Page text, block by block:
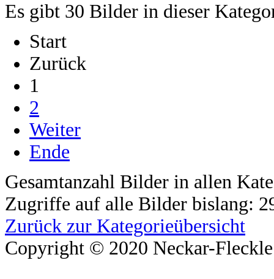
Es gibt 30 Bilder in dieser
Start
Zurück
1
2
Weiter
Ende
Gesamtanzahl Bilder in allen
Zugriffe auf alle Bilder bislang:
Zurück zur Kategorieübersicht
Copyright © 2020 Neckar-